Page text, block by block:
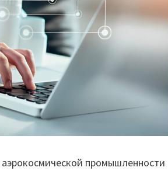
промышленности